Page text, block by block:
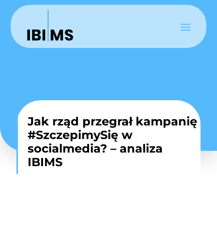
Jak rząd przegrał kampanię
#SzczepimySię w
socialmedia? – analiza
IBIMS